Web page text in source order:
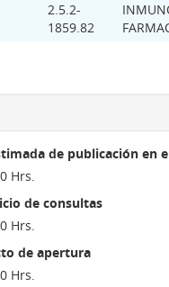
2.5.2-
1859.82
de publicación en
Hrs.
de consultas
Hrs.
de apertura
Hrs.